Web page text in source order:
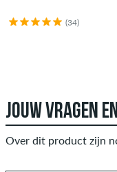
(34)
JOUW VRAGEN
Over dit product zijn